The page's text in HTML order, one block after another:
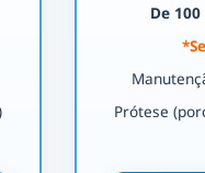
De
Prótese